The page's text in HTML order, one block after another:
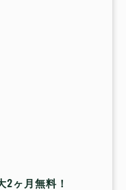
ヶ月無料！